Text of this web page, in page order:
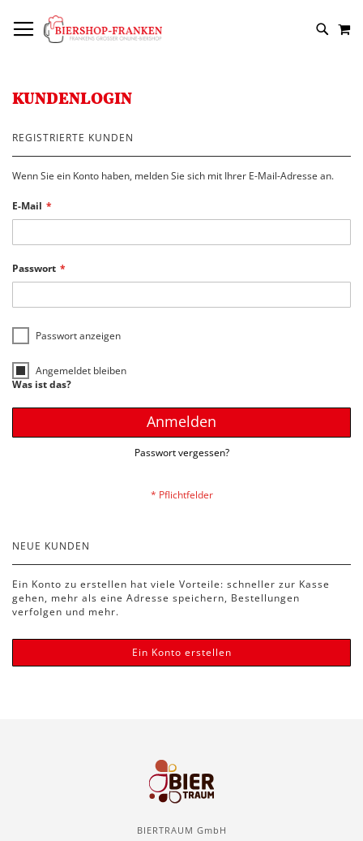
ZUM
INHALT
KUNDENLOGIN
REGISTRIERTE KUNDEN
Wenn Sie ein Konto haben, melden Sie sich mit Ihrer E-Mail-Adresse an.
E-Mail
Passwort
Passwort anzeigen
Angemeldet bleiben
Was ist das?
Anmelden
Passwort vergessen?
NEUE KUNDEN
Ein Konto zu erstellen hat viele Vorteile: schneller zur Kasse
gehen, mehr als eine Adresse speichern, Bestellungen
verfolgen und mehr.
Ein Konto erstellen
BIERTRAUM GmbH